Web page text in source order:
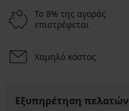
Το 8% της αγοράς
επιστρέφεται
Χαμηλό κόστος
Εξυπηρέτηση πελατών